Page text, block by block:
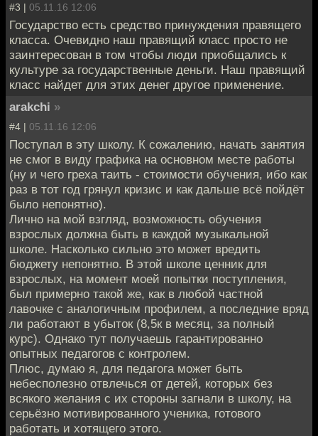
#3 | 05.11.16 12:06
Государство есть средство принуждения правящего
класса. Очевидно наш правящий класс просто не
заинтересован в том чтобы люди приобщались к
культуре за государственные деньги. Наш правящий
класс найдет для этих денег другое применение.
arakchi »
#4 | 05.11.16 12:06
Поступал в эту школу. К сожалению, начать занятия
не смог в виду графика на основном месте работы
(ну и чего греха таить - стоимости обучения, ибо как
раз в тот год грянул кризис и как дальше всё пойдёт
было непонятно).
Лично на мой взгляд, возможность обучения
взрослых должна быть в каждой музыкальной
школе. Насколько сильно это может вредить
бюджету непонятно. В этой школе ценник для
взрослых, на момент моей попытки поступления,
был примерно такой же, как в любой частной
лавочке с аналогичным профилем, а последние вряд
ли работают в убыток (8,5к в месяц, за полный
курс). Однако тут получаешь гарантированно
опытных педагогов с контролем.
Плюс, думаю я, для педагога может быть
небесполезно отвлечься от детей, которых без
всякого желания с их стороны загнали в школу, на
серьёзно мотивированного ученика, готового
работать и хотящего этого.